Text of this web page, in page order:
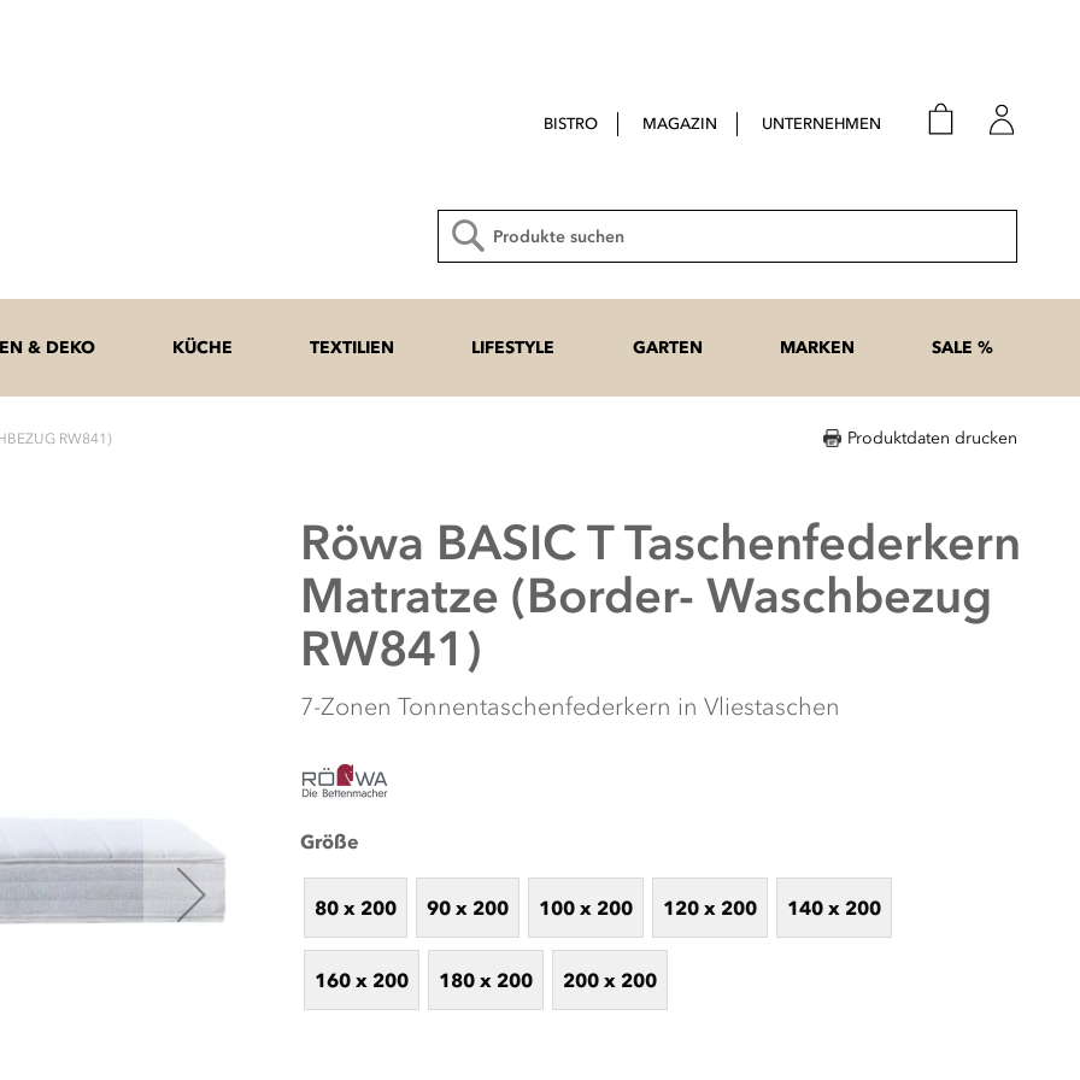
BISTRO MAGAZIN UNTERNEHMEN
Suche
& DEKO KÜCHE TEXTILIEN LIFESTYLE GARTEN MARKEN SALE %
Produktdaten drucken
RW841)
NUTZEN SIE UNSEREN ONLINE SCHLAF-KONFIGURATOR
Nutzen Sie unseren Online-Schlafkonfigurator! Entdecken Sie mit wenigen Klicks Ihre idealen
Schlafbegleiter. Unsere intelligente Abfrage führt Sie durch Ihre persönlichen Vorlieben und
Schlafgewohnheiten, um die perfekten Produkte für Ihren erholsamen Schlaf zu ermitteln. Lassen
Röwa BASIC T Taschenfederkern
Matratze (Border- Waschbezug
RW841)
7-Zonen Tonnentaschenfederkern in Vliestaschen
Größe
80 x 200 90 x 200 100 x 200 120 x 200 140 x 200
160 x 200 180 x 200 200 x 200